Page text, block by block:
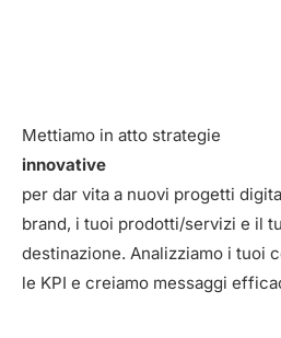
Mettiamo in atto strategie
innovative
per dar vita a nuovi progetti
brand, i tuoi prodotti/servizi e il
destinazione. Analizziamo i tuoi
le KPI e creiamo messaggi